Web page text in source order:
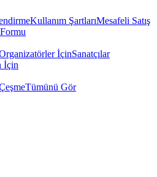
Kullanım ŞartlarıMesafeli Satış
İçinSanatçılar
İçin
Tümünü Gör